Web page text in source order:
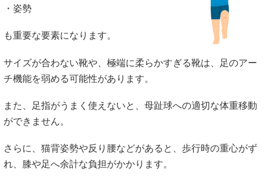
・姿勢
も重要な要素になります。
サイズが合わない靴や、極端に柔らかすぎる靴は、足のアー
チ機能を弱める可能性があります。
また、足指がうまく使えないと、母趾球への適切な体重移動
ができません。
さらに、猫背姿勢や反り腰などがあると、歩行時の重心がず
れ、膝や足へ余計な負担がかかります。